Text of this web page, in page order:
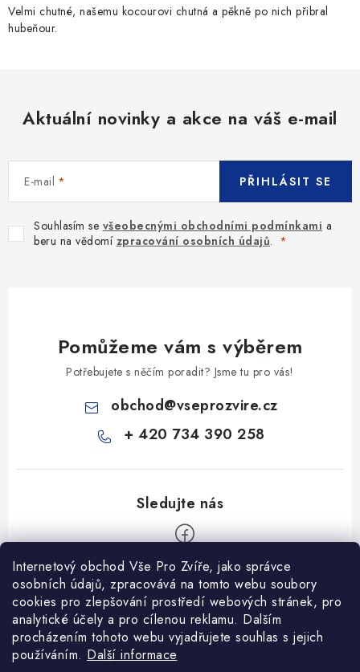
Internetový obchod Vše Pro Zvíře, jako správce
osobních údajů, zpracovává na tomto webu soubory
cookies pro zlepšování prostředí webových stránek, pro
analytické účely a pro cílenou reklamu. Dalším
procházením tohoto webu vyjadřujete souhlas s jejich
používáním. Další informace
Velmi chutné, našemu kocourovi chutná a pěkně po nich přibral
hubeňour.
Aktuální novinky a akce na váš e-mail
E-mail
Souhlasím se všeobecnými obchodními podmínkami a
beru na vědomí zpracování osobních údajů.
PŘIHLÁSIT SE
Pomůžeme vám s výběrem
Potřebujete s něčím poradit? Jsme tu pro vás!
obchod@vseprozvire.cz
+ 420 734 390 258
Informace pro Vás
Ceník dopravy